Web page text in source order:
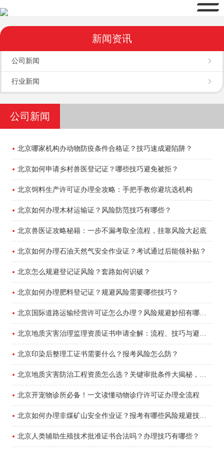
新闻资讯
公司新闻
行业新闻
公司新闻
北京哪家机构办动物防疫条件合格证？技巧速成避陷阱？
北京如何申请乡村兽医登记证？哪些技巧避免被拒？
北京饲料生产许可证办理全攻略：手把手教你避坑选机构
北京如何办理木材运输证？风险防范技巧有哪些？
北京兽医证攻略秘籍：一步不漏考取全流程，挂靠风险大起底
北京如何办理石油天然气安全作业证？考试通过后能领补贴？
北京怎么规避登记证风险？套路如何识破？
北京如何办理肥料登记证？规避风险需要哪些技巧？
北京国际道路运输经营许可证怎么办理？风险规避妙招有哪些？
北京地质灾害治理监理资质证书申请全解：流程、技巧与避坑指南
北京印染后整理工证书需要什么？报考风险怎么防？
北京地质灾害防治工程资质怎么选？关键审批条件大揭秘，承包工程必看！
北京开宠物诊所必备！一文读懂动物诊疗许可证办理全流程
北京如何办理非煤矿山安全作业证？报考有哪些风险规避技巧？
北京人类辅助生殖技术批准证书合法吗？办理技巧有哪些？